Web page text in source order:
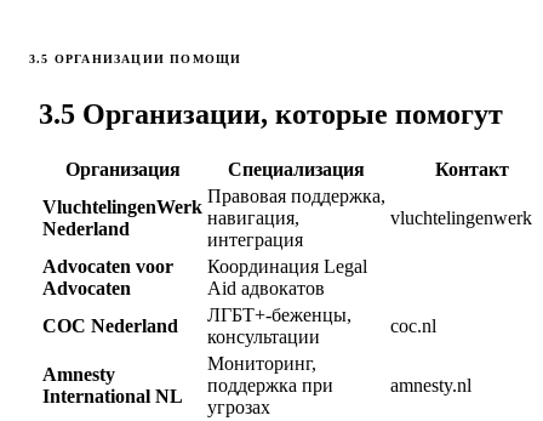
3.5 ОРГАНИЗАЦИИ ПОМОЩИ
3.5 Организации, которые помогут
Организация Специализация
Контакт
VluchtelingenWerk
Nederland
Правовая поддержка,
навигация,
интеграция
Advocaten voor
Advocaten
Координация Legal
Aid адвокатов
COC Nederland
ЛГБТ+-беженцы,
консультации
coc.nl
Amnesty
International NL
Мониторинг,
поддержка при
угрозах
amnesty.nl